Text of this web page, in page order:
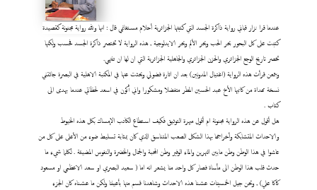
عندما قرا نزار قباني رواية ذاكرة الجسد التي كتبتها الجزائرية أحلام مستغانمي قال : انها ولله رواية مجنونة كقصيدة
كتبت على كل البحور بحر الحب وبحر الألم وبحر الايدلوجية , هذه الرواية لا تختصر ذاكرة الجسد فحسب ولكنها
تخصر تاريخ الوجع الجزائري والحزن الجزائري والجاهلية الجزائرية التي ان لها ان تنتهي.
وبتمعن قرأت هذه الرواية (اغتيال المدونين) بعد ان اثارة فضولي وبحثت عنها في المكتبة الاهلية في البصرة جائتني
نسخة مهداة من كاتبها الأخ عبد الحسين المطر متفضلا ومشكورا واني أكون في اسعد لحظاتي عندما يهدى الى
كتاب.
هل أقول عن هذه الرواية مجنونة ام أقول مبهرة التوثيق فكيف استطاع الكاتب الإمساك بكل هذه الخيوط
والاحداث المتشابكة وأخراجها بهذا الشكل الصعب المتناسق الذي كان بمثابة تسليط ضوء من الأعلى على كل من
عاشوا في هذا الوطن وطن مابين النهرين والماء الوفير وطن المحبة والجمال والخضرة والنفوس المضيئة . لكلما شيء ما
حدث قلب هذا الوطن الى مأساة فصار كل واحد منا يشعر انه اما ( سعيد البصري او سعد الاعظمي او مسعود
كاكا علي) , ونحن جيل الخمسينات عشنا هذه الاحداث وشاهدنا قسم منها بأعيننا ولكن ما عشناه كان الجزء